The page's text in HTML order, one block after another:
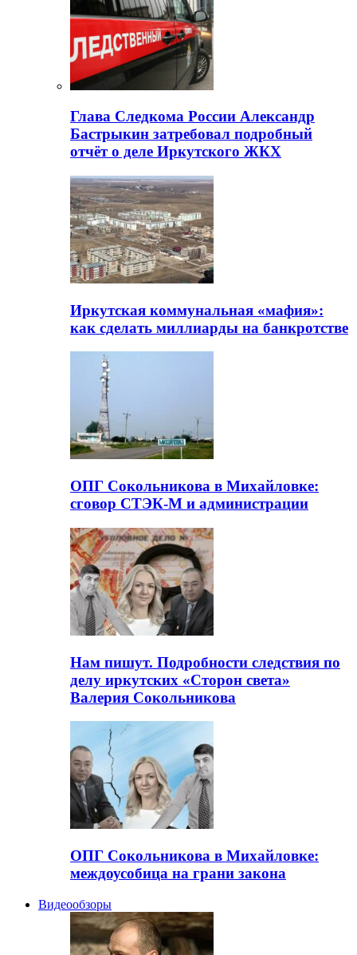
Глава Следкома России Александр
Бастрыкин затребовал подробный
отчёт о деле Иркутского ЖКХ
Иркутская коммунальная «мафия»:
как сделать миллиарды на банкротстве
ОПГ Сокольникова в Михайловке:
сговор СТЭК-М и администрации
Нам пишут. Подробности следствия по
делу иркутских «Сторон света»
Валерия Сокольникова
ОПГ Сокольникова в Михайловке:
междоусобица на грани закона
Видеообзоры